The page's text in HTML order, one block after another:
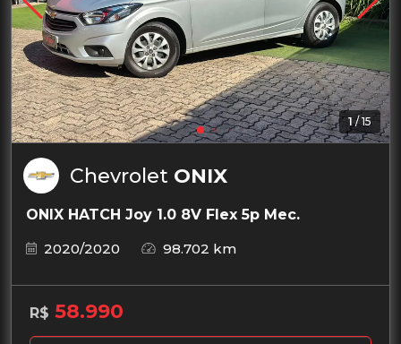
1/15
Chevrolet ONIX
ONIX HATCH Joy 1.0 8V Flex 5p Mec.
2020/2020
98.702 km
R$ 58.990